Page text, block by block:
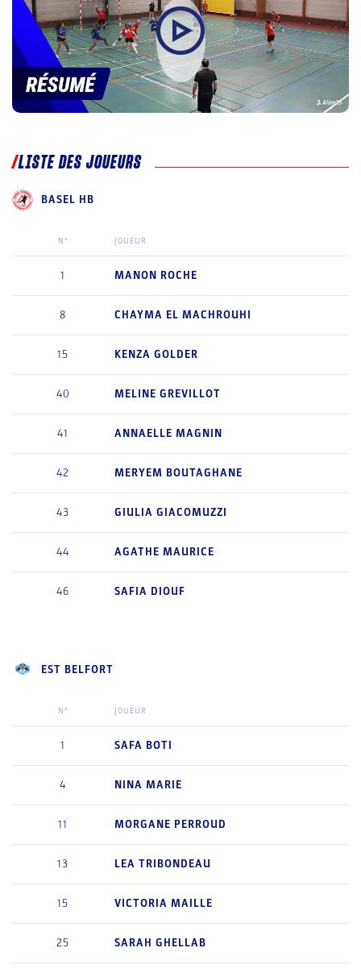
LISTE DES JOUEURS
BASEL HB
N° JOUEUR
1 MANON ROCHE
8 CHAYMA EL MACHROUHI
15 KENZA GOLDER
40 MELINE GREVILLOT
41 ANNAELLE MAGNIN
42 MERYEM BOUTAGHANE
43 GIULIA GIACOMUZZI
44 AGATHE MAURICE
46 SAFIA DIOUF
EST BELFORT
N° JOUEUR
1 SAFA BOTI
4 NINA MARIE
11 MORGANE PERROUD
13 LEA TRIBONDEAU
15 VICTORIA MAILLE
25 SARAH GHELLAB